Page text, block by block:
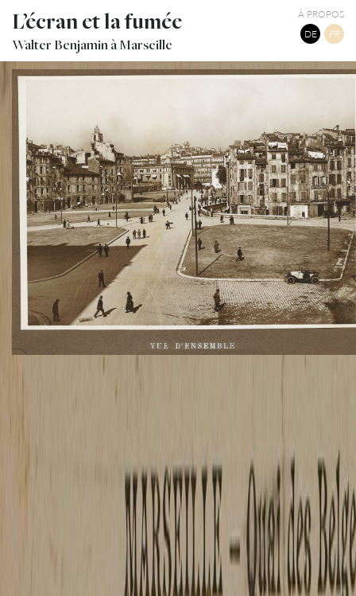
L’écran et la fumée
Walter Benjamin à Marseille
À PROPOS
DE
FR
TWITTER TUMBLR PINTEREST